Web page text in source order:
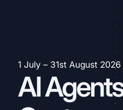
1 July – 31st August 2026
AI